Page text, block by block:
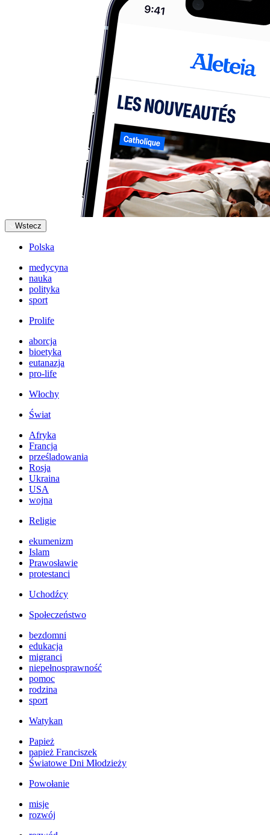
Wstecz
Polska
medycyna
nauka
polityka
sport
Prolife
aborcja
bioetyka
eutanazja
pro-life
Włochy
Świat
Afryka
Francja
prześladowania
Rosja
Ukraina
USA
wojna
Religie
ekumenizm
Islam
Prawosławie
protestanci
Uchodźcy
Społeczeństwo
bezdomni
edukacja
migranci
niepełnosprawność
pomoc
rodzina
sport
Watykan
Papież
papież Franciszek
Światowe Dni Młodzieży
Powołanie
misje
rozwój